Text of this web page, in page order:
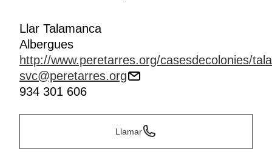
Llar Talamanca
Albergues
http://www.peretarres.org/casesdecolonies/
svc@peretarres.org
934 301 606
Llamar